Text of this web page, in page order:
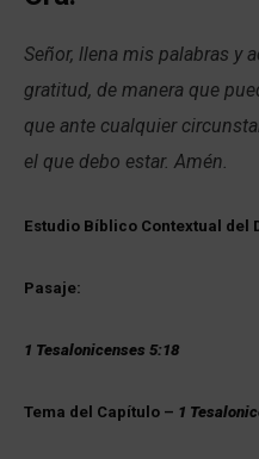
Señor, llena mis palabras y
gratitud, de manera que
que ante cualquier
el que debo estar. Amén.
Estudio Bíblico Contextual del
Pasaje:
1 Tesalonicenses 5:18
Tema del Capítulo – 1